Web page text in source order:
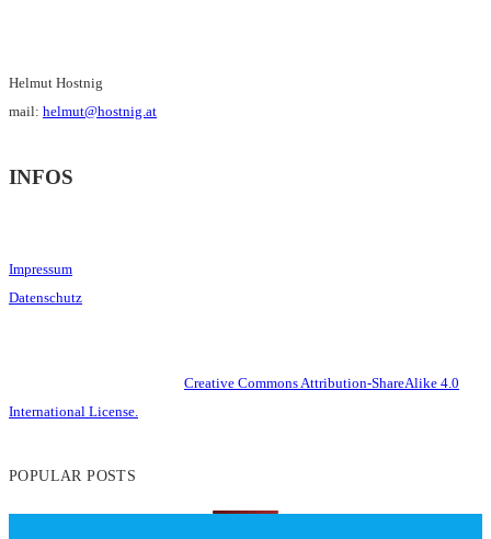
Helmut Hostnig
mail: helmut@hostnig.at
INFOS
Impressum
Datenschutz
Creative Commons Attribution-ShareAlike 4.0
International License.
POPULAR POSTS